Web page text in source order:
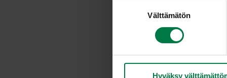
Välttämätön
Hyväksy
voi nauttia
Väreillä on
Kukkien
Sinistä